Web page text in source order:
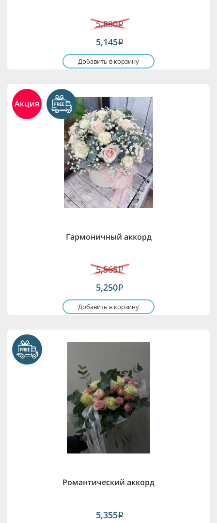
5,880i
5,145i
Добавить в корзину
Акция
Гармоничный аккорд
5,565i
5,250i
Добавить в корзину
Романтический аккорд
5,355i